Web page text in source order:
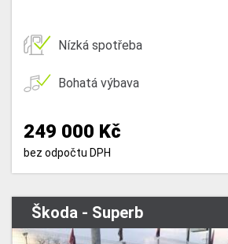
Nízká spotřeba
Bohatá výbava
249 000 Kč
bez odpočtu DPH
Škoda - Superb